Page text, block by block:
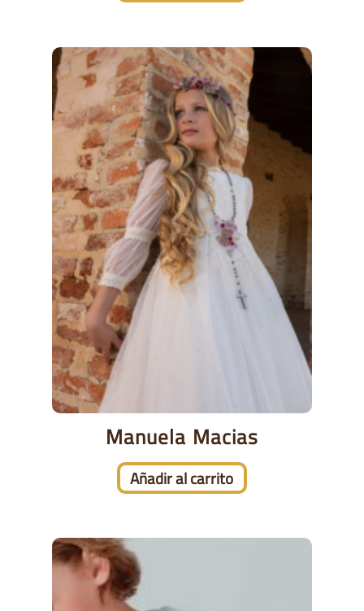
Manuela Macias
Añadir al carrito